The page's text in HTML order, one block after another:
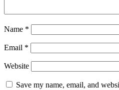
Name *
Email *
Website
Save my name, email, and